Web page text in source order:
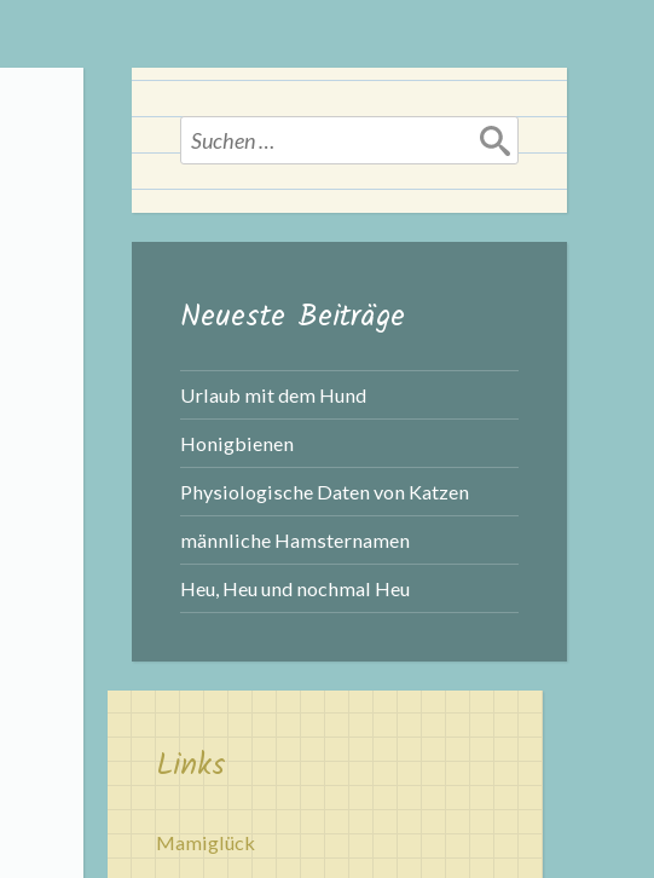
Suchen
nach:
Neueste Beiträge
Urlaub mit dem Hund
Honigbienen
Physiologische Daten von Katzen
männliche Hamsternamen
Heu, Heu und nochmal Heu
Links
Mamiglück